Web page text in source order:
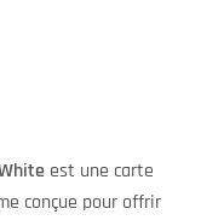
est une carte
conçue pour offrir